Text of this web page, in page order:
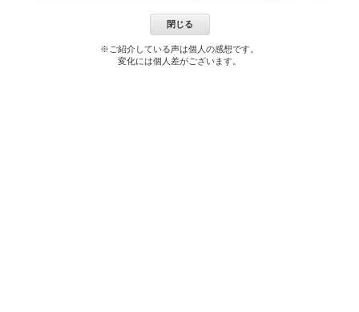
閉じる
※ご紹介している声は個人の感想です。
変化には個人差がございます。